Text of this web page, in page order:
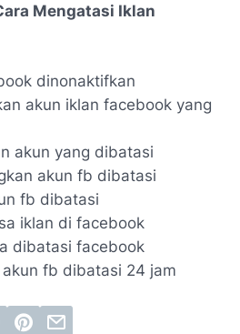
Mengatasi Iklan
dinonaktifkan
akun iklan facebook yang
akun yang dibatasi
akun fb dibatasi
fb dibatasi
iklan di facebook
dibatasi facebook
fb dibatasi 24 jam